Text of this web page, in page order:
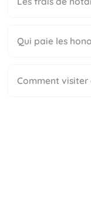
Qui paie les
Comment visiter